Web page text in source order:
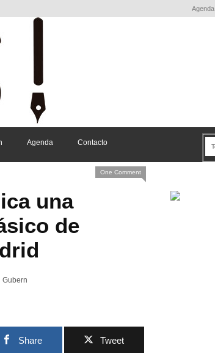
Agenda
Agenda Contacto
One Comment
una
de
Share Tweet